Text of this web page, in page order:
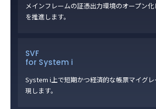
メインフレームの証憑出力環境のオープン
を推進します。
SVF
for System i
System i上で短期かつ経済的な帳票マイグ
現します。